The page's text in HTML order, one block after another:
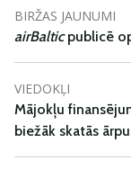
BIRŽAS JAUNUMI
airBalticpublicē
VIEDOKĻI
Mājokļu
biežāk skatās